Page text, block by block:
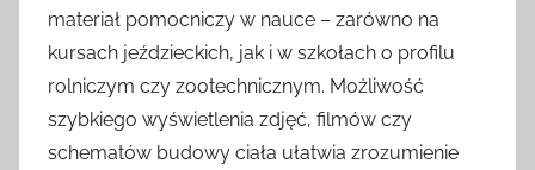
materiał pomocniczy w nauce – zarówno na
kursach jeździeckich, jak i w szkołach o profilu
rolniczym czy zootechnicznym. Możliwość
szybkiego wyświetlenia zdjęć, filmów czy
schematów budowy ciała ułatwia zrozumienie